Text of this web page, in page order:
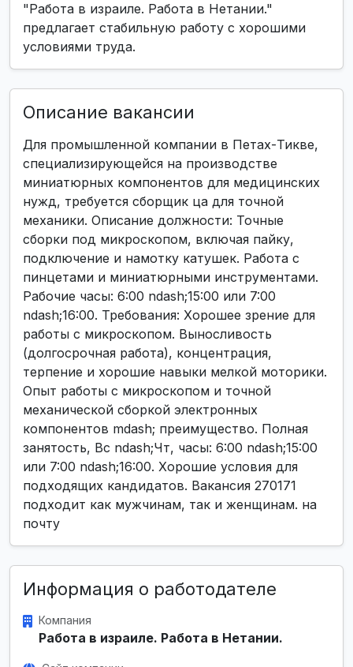
"Работа в израиле. Работа в Нетании."
предлагает стабильную работу с хорошими
условиями труда.
Описание вакансии
Для промышленной компании в Петах-Тикве,
специализирующейся на производстве
миниатюрных компонентов для медицинских
нужд, требуется сборщик ца для точной
механики. Описание должности: Точные
сборки под микроскопом, включая пайку,
подключение и намотку катушек. Работа с
пинцетами и миниатюрными инструментами.
Рабочие часы: 6:00 ndash;15:00 или 7:00
ndash;16:00. Требования: Хорошее зрение для
работы с микроскопом. Выносливость
(долгосрочная работа), концентрация,
терпение и хорошие навыки мелкой моторики.
Опыт работы с микроскопом и точной
механической сборкой электронных
компонентов mdash; преимущество. Полная
занятость, Вс ndash;Чт, часы: 6:00 ndash;15:00
или 7:00 ndash;16:00. Хорошие условия для
подходящих кандидатов. Вакансия 270171
подходит как мужчинам, так и женщинам. на
почту
Информация о работодателе
Компания
Работа в израиле. Работа в Нетании.